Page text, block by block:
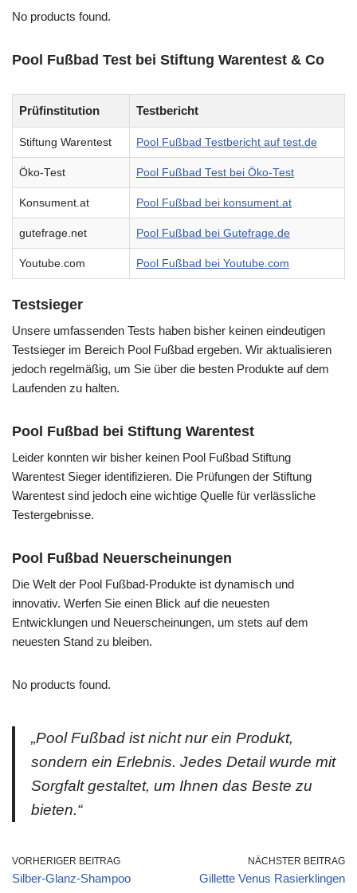
No products found.
Pool Fußbad Test bei Stiftung Warentest & Co
Prüfinstitution Testbericht
Stiftung Warentest Pool Fußbad Testbericht auf test.de
Öko-Test Pool Fußbad Test bei Öko-Test
Konsument.at Pool Fußbad bei konsument.at
gutefrage.net Pool Fußbad bei Gutefrage.de
Youtube.com Pool Fußbad bei Youtube.com
Testsieger
Unsere umfassenden Tests haben bisher keinen eindeutigen
Testsieger im Bereich Pool Fußbad ergeben. Wir aktualisieren
jedoch regelmäßig, um Sie über die besten Produkte auf dem
Laufenden zu halten.
Pool Fußbad bei Stiftung Warentest
Leider konnten wir bisher keinen Pool Fußbad Stiftung
Warentest Sieger identifizieren. Die Prüfungen der Stiftung
Warentest sind jedoch eine wichtige Quelle für verlässliche
Testergebnisse.
Pool Fußbad Neuerscheinungen
Die Welt der Pool Fußbad-Produkte ist dynamisch und
innovativ. Werfen Sie einen Blick auf die neuesten
Entwicklungen und Neuerscheinungen, um stets auf dem
neuesten Stand zu bleiben.
No products found.
„Pool Fußbad ist nicht nur ein Produkt,
sondern ein Erlebnis. Jedes Detail wurde mit
Sorgfalt gestaltet, um Ihnen das Beste zu
bieten.“
VORHERIGER BEITRAG
Silber-Glanz-Shampoo
NÄCHSTER BEITRAG
Gillette Venus Rasierklingen